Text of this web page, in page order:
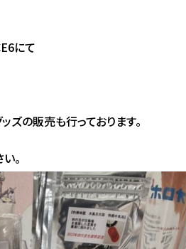
にて
の販売も行っております。
。